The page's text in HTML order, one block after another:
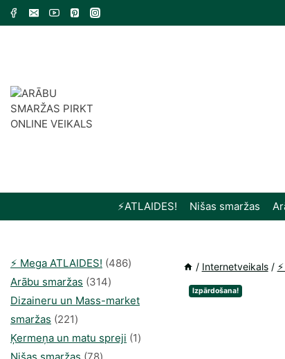
Skip
⚡️ATLAIDES! Nišas smaržas
/ Internetveikals /
Izpārdošana!
⚡️ Mega ATLAIDES! 486486
Arābu smaržas 314314
produkti
Dizaineru un Mass-market
smaržas 221221
produkts
Ķermeņa un matu spreji 11
78